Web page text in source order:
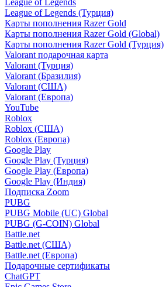
League of Legends
League of Legends (Турция)
Карты пополнения Razer Gold
Карты пополнения Razer Gold (Global)
Карты пополнения Razer Gold (Турция)
Valorant подарочная карта
Valorant (Турция)
Valorant (Бразилия)
Valorant (США)
Valorant (Европа)
YouTube
Roblox
Roblox (США)
Roblox (Европа)
Google Play
Google Play (Турция)
Google Play (Европа)
Google Play (Индия)
Подписка Zoom
PUBG
PUBG Mobile (UC) Global
PUBG (G-COIN) Global
Battle.net
Battle.net (США)
Battle.net (Европа)
Подарочные сертификаты
ChatGPT